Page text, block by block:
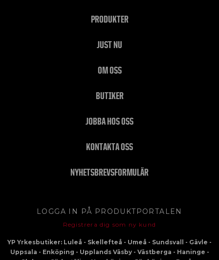
PRODUKTER
JUST NU
OM OSS
BUTIKER
JOBBA HOS OSS
KONTAKTA OSS
NYHETSBREVSFORMULÄR
LOGGA IN PÅ PRODUKTPORTALEN
Registrera dig som ny kund
YP Yrkesbutiker: Luleå - Skellefteå - Umeå - Sundsvall - Gävle -
Uppsala - Enköping - Upplands Väsby - Västberga - Haninge -